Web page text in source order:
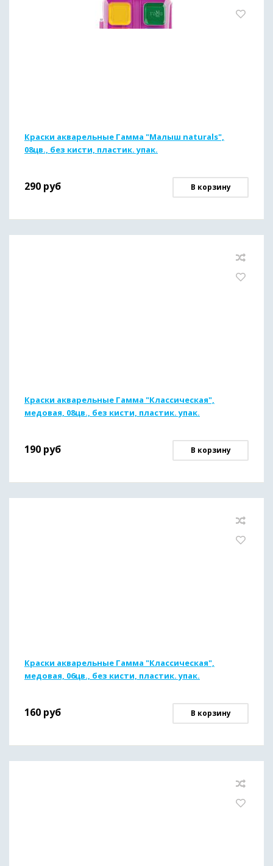
Краски акварельные Гамма "Малыш naturals",
08цв., без кисти, пластик. упак.
290 руб В корзину
Краски акварельные Гамма "Классическая",
медовая, 08цв., без кисти, пластик. упак.
190 руб В корзину
Краски акварельные Гамма "Классическая",
медовая, 06цв., без кисти, пластик. упак.
160 руб В корзину